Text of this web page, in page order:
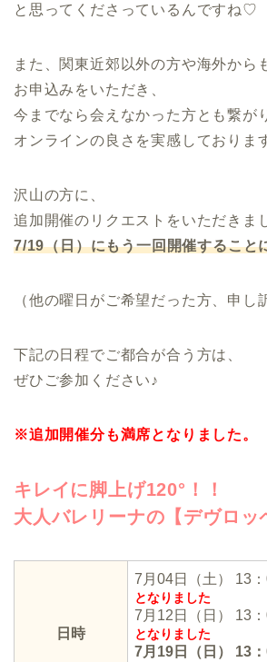
と思ってくださっているんですね♡
また、関東近郊以外の方や海外から
お申込みをいただき、
今までなら会えなかった方とも繋が
オンラインの良さを実感しておりま
沢山の方に、
追加開催のリクエストをいただきま
7/19（日）にもう一回開催すること
（他の曜日がご希望だった方、申し
下記の日程でご都合が合う方は、
ぜひご参加ください♪
※追加開催分も満席となりました。
キレイに脚上げ120°！！
大人バレリーナの【デヴロッ
日時
7月04日（土） 13
となりました
7月12日（日） 13
となりました
7月19日（日） 13